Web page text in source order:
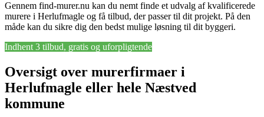
Gennem find-murer.nu kan du nemt finde et udvalg af kvalificerede
murere i Herlufmagle og få tilbud, der passer til dit projekt. På den
måde kan du sikre dig den bedst mulige løsning til dit byggeri.
Indhent 3 tilbud, gratis og uforpligtende
Oversigt over murerfirmaer i
Herlufmagle eller hele Næstved
kommune